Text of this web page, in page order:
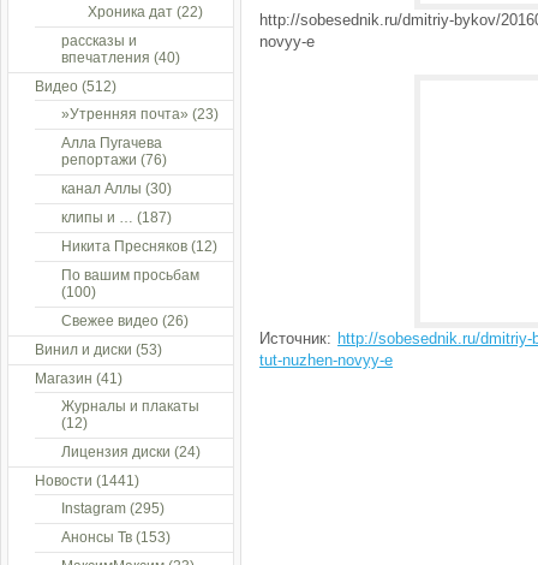
http://sobesednik.ru/dmitriy-bykov/
novyy-e
Источник: http://sobesednik.ru/
tut-nuzhen-novyy-e
Хроника дат (22)
рассказы и
впечатления (40)
Видео (512)
»Утренняя почта» (23)
Алла Пугачева
репортажи (76)
канал Аллы (30)
клипы и … (187)
Никита Пресняков (12)
По вашим просьбам
(100)
Свежее видео (26)
Винил и диски (53)
Магазин (41)
Журналы и плакаты
(12)
Лицензия диски (24)
Новости (1441)
Instagram (295)
Анонсы Тв (153)